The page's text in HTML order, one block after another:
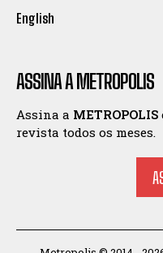
English
ASSINA A METROPOLIS
Assina a METROPOLIS
revista todos os meses.